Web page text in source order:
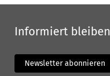
Informiert bleiben
Newsletter abonnieren